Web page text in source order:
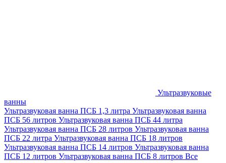
Ультразвуковые
ванны
Ультразвуковая ванна ПСБ 1,3 литра Ультразвуковая ванна
ПСБ 56 литров Ультразвуковая ванна ПСБ 44 литра
Ультразвуковая ванна ПСБ 28 литров Ультразвуковая ванна
ПСБ 22 литра Ультразвуковая ванна ПСБ 18 литров
Ультразвуковая ванна ПСБ 14 литров Ультразвуковая ванна
ПСБ 12 литров Ультразвуковая ванна ПСБ 8 литров Все